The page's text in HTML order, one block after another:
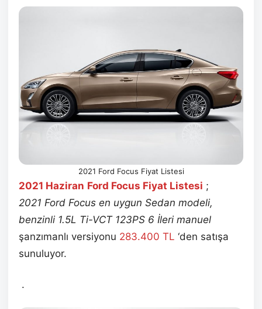
2021 Ford Focus Fiyat Listesi
2021 Haziran Ford Focus Fiyat Listesi ;
2021 Ford Focus en uygun Sedan modeli,
benzinli 1.5L Ti-VCT 123PS 6 İleri manuel
şanzımanlı versiyonu 283.400 TL ‘den satışa
sunuluyor.
.